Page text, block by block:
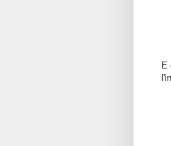
E